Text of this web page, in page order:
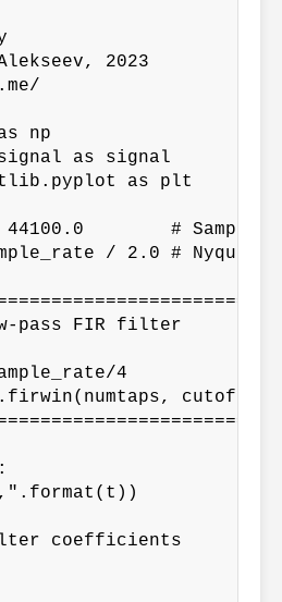
2023
np
as signal
as plt
44100.0        # Sample
/ 2.0 # Nyquist
pass FIR filter
4
coefficients